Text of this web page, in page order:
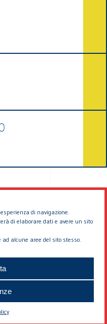
di navigazione.
di elaborare dati e avere un sito
alcune aree del sito stesso.